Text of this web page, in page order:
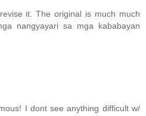
it. The original is much much
nangyayari sa mga kababayan
I dont see anything difficult w/